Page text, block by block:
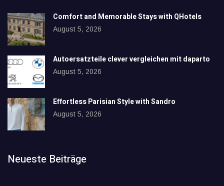
Comfort and Memorable Stays with QHotels
August 5, 2026
Autoersatzteile clever vergleichen mit daparto
August 5, 2026
Effortless Parisian Style with Sandro
August 5, 2026
Neueste Beiträge